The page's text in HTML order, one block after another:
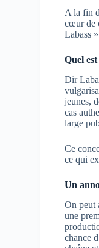
A la fin
cœur de
Labass
Quel
Dir
jeunes,
cas
large
Ce
ce qui
Un
On peut
une
chance